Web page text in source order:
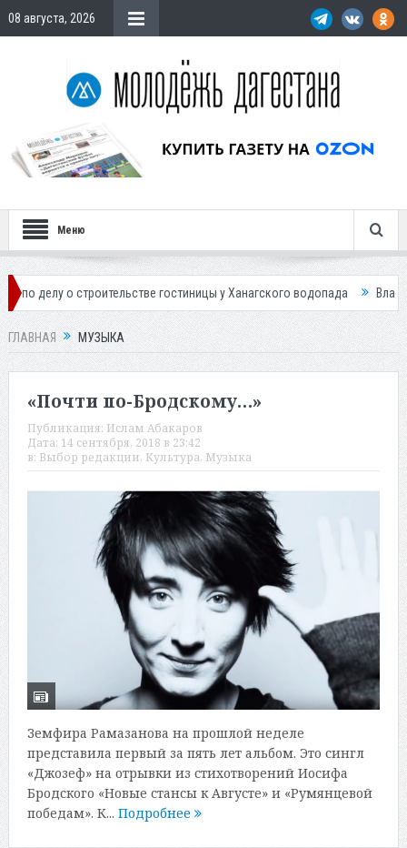
08 августа, 2026
Меню
гостиницы у Ханагского водопада Власти Махачкалы
ГЛАВНАЯ МУЗЫКА
«Почти по-Бродскому…»
Публикация: Ислам Абакаров
Дата: 14 сентября, 2018 в 23:42
в: Выбор редакции, Культура, Музыка
Земфира Рамазанова на прошлой неделе
представила первый за пять лет альбом. Это сингл
«Джозеф» на отрывки из стихотворений Иосифа
Бродского «Новые стансы к Августе» и «Румянцевой
победам». К... Подробнее